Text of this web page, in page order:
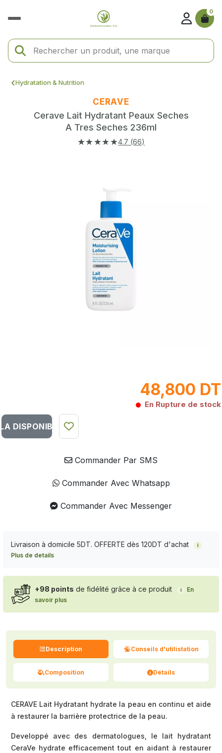
0
Hydratation & Nutrition
CERAVE
Cerave Lait Hydratant Peaux Seches
A Tres Seches 236ml
★★★★★4.7 (66)
48,800 DT
En Rupture de stock
DISPONIBILITÉ DU PRODUIT
Commander Par SMS
Commander Avec Whatsapp
Commander Avec Messenger
Livraison à domicile 5DT. OFFERTE dès 120DT d'achat i
Plus de details
+98 points de fidélité grâce à ce produit i
En
savoir plus
Description Conseils d'utilistation
Composition Détails
CERAVE Lait Hydratant hydrate la peau en continu et aide
à restaurer la barrière protectrice de la peau.
Developpé avec des dermatologues, le lait hydratant
CeraVe hydrate efficacement tout en aidant à restaurer